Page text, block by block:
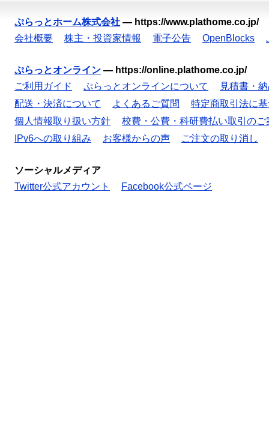
ぷらっとホーム株式会社 — https://www.plathome.co.jp/
会社概要
株主・投資家情報 電子公告 OpenBlocks
ぷらっとオンライン — https://online.plathome.co.jp/
ご利用ガイド
ぷらっとオンラインについて
見積書・
配送・決済について
よくあるご質問
特定商取引法に
個人情報取り扱い方針
校費・公費・科研費払い取引のご
IPv6への取り組み
お客様からの声 ご注文の取り消し
ソーシャルメディア
Twitter公式アカウント
Facebook公式ページ